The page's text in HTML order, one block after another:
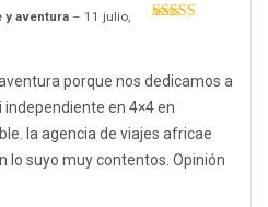
y aventura – 11 julio,
porque nos dedicamos a
independiente en 4×4 en
la agencia de viajes africae
lo suyo muy contentos. Opinión